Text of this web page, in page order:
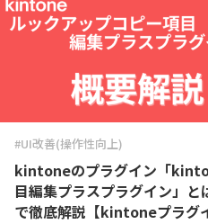
#UI改善(操作性向上)
kintoneのプラグイン「
目編集プラスプラグイン」
で徹底解説【kintoneプラグ